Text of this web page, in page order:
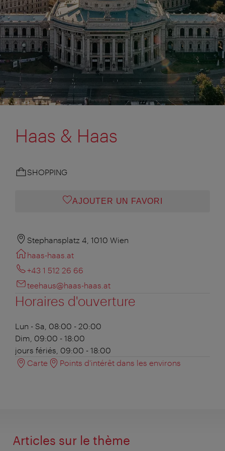
Haas & Haas
SHOPPING
AJOUTER UN FAVORI
Stephansplatz 4, 1010 Wien
haas-haas.at
+43 1 512 26 66
teehaus@haas-haas.at
Horaires d'ouverture
Lun - Sa, 08:00 - 20:00
Dim, 09:00 - 18:00
jours fériés, 09:00 - 18:00
Carte
Points d'intérêt dans les environs
Articles sur le thème